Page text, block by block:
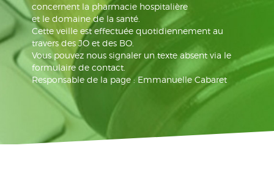
concernent la pharmacie hospitalière
et le domaine de la santé.
Cette veille est effectuée quotidiennement au
travers des JO et des BO.
Vous pouvez nous signaler un texte absent via le
formulaire de contact.
Responsable de la page : Emmanuelle Cabaret